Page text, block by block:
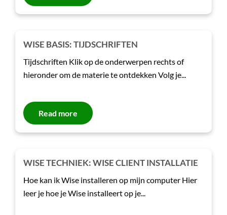
WISE BASIS: TIJDSCHRIFTEN
Tijdschriften Klik op de onderwerpen rechts of
hieronder om de materie te ontdekken Volg je...
Read more
WISE TECHNIEK: WISE CLIENT INSTALLATIE
Hoe kan ik Wise installeren op mijn computer Hier
leer je hoe je Wise installeert op je...